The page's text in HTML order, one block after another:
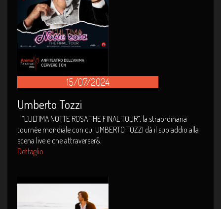
15/07/2024
Umberto Tozzi
“L’ULTIMA NOTTE ROSA THE FINAL TOUR”, la straordinaria
tournée mondiale con cui UMBERTO TOZZI dà il suo addio alla
scena live e che attraverser&
Dettaglio